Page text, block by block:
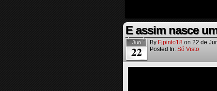
E assim nasce
Jun
22
By Fjpinto18 on 22 de
Posted In: Só Visto